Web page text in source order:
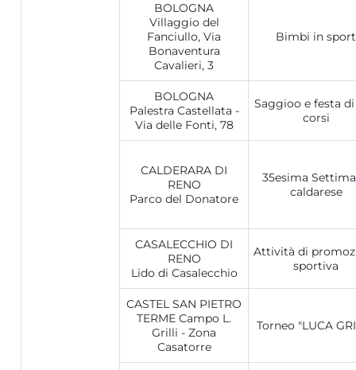
BOLOGNA
Villaggio del
Fanciullo, Via
Bonaventura
Cavalieri, 3
Bimbi in sport
BOLOGNA
Palestra Castellata -
Via delle Fonti, 78
Saggioo e festa
corsi
CALDERARA DI
RENO
Parco del Donatore
35esima
caldarese
CASALECCHIO DI
RENO
Lido di Casalecchio
Attività di
sportiva
CASTEL SAN PIETRO
TERME Campo L.
Grilli - Zona
Casatorre
Torneo "LUCA